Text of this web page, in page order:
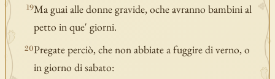
19Ma guai alle donne gravide, oche avranno bambini al
petto in que' giorni.
20Pregate perciò, che non abbiate a fuggire di verno, o
in giorno di sabato: